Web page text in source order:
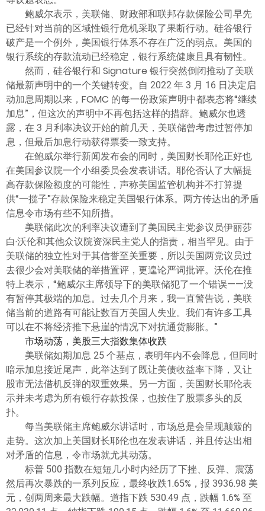
鲍威尔表示，美联储、财政部和联邦存款保险公司早先
已经针对当前的区域性银行危机采取了果断行动。硅谷银行
破产是一个例外，美国银行体系不存在广泛的弱点。美国的
银行系统的存款流动已经稳定，银行系统健康且具有韧性。
然而，硅谷银行和 Signature 银行突然倒闭推动了美联
储最新声明中的一个关键转变。自 2022 年 3 月 16 日决定启
动加息周期以来，FOMC 的每一份政策声明中都表态将“继续
加息”，但这次的声明中不再包括这样的措辞。鲍威尔也透
露，在 3 月利率决议开始的前几天，美联储曾考虑过暂停加
息，但最后加息行动获得票委一致支持。
在鲍威尔举行新闻发布会的同时，美国财长耶伦正好也
在美国参议院一个小组委员会发表讲话。耶伦否认了大幅提
高存款保险额度的可能性，声称美国监管机构并不打算提
供“一揽子”存款保险来稳定美国银行体系。两方传达出的矛盾
信息令市场有些不知所措。
美联储此次的利率决议遭到了美国民主党参议员伊丽莎
白·沃伦和其他众议院资深民主党人的指责，相当罕见。由于
美联储的独立性对于其信誉至关重要，所以美国两党议员过
去很少会对美联储的举措置评，更遑论严词批评。沃伦在推
特上表示，“鲍威尔主席领导下的美联储犯了一个错误——没
有暂停其极端的加息。过去几个月来，我一直警告说，美联
储当前的道路有可能让数百万美国人失业。我们有许多工具
可以在不将经济推下悬崖的情况下对抗通货膨胀。”
市场动荡，美股三大指数集体收跌
美联储如期加息 25 个基点，表明年内不会降息，但同时
暗示加息接近尾声，此举达到了既让美债收益率下降，又让
股市无法借机反弹的双重效果。另一方面，美国财长耶伦表
示并未考虑为所有银行存款投保，也按住了股票多头的反
扑。
每当美联储主席鲍威尔讲话时，市场总是会呈现颠簸的
走势。这次加上美国财长耶伦也在发表讲话，并且传达出相
对矛盾的信息，令市场就尤其动荡。
标普 500 指数在短短几小时内经历了下挫、反弹、震荡
然后再次暴跌的一系列反应，最终收跌1.65%，报 3936.98 美
元，创两周来最大跌幅。道指下跌 530.49 点，跌幅 1.6% 至